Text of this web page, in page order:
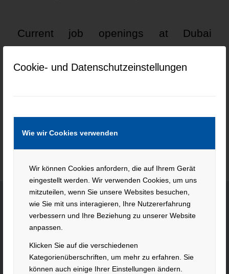
Cookie- und Datenschutzeinstellungen
Wie wir Cookies verwenden
Wir können Cookies anfordern, die auf Ihrem Gerät
eingestellt werden. Wir verwenden Cookies, um uns
mitzuteilen, wenn Sie unsere Websites besuchen,
wie Sie mit uns interagieren, Ihre Nutzererfahrung
verbessern und Ihre Beziehung zu unserer Website
anpassen.
Klicken Sie auf die verschiedenen
Kategorienüberschriften, um mehr zu erfahren. Sie
können auch einige Ihrer Einstellungen ändern.
Current job openings at Dubai
Monsters
KONTAKT
Hacker Feinmechanik GmbH
Im Polder 2 / Neuhausen
94560 Offenberg